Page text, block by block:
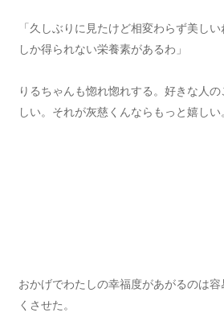
「久しぶりに見たけど相変わらず美し
しか得られない栄養素があるわ」
りるちゃんも惚れ惚れする。好きな人
しい。それが灰慈くんならもっと嬉しい
おかげでわたしの幸福度があがるのは
くさせた。